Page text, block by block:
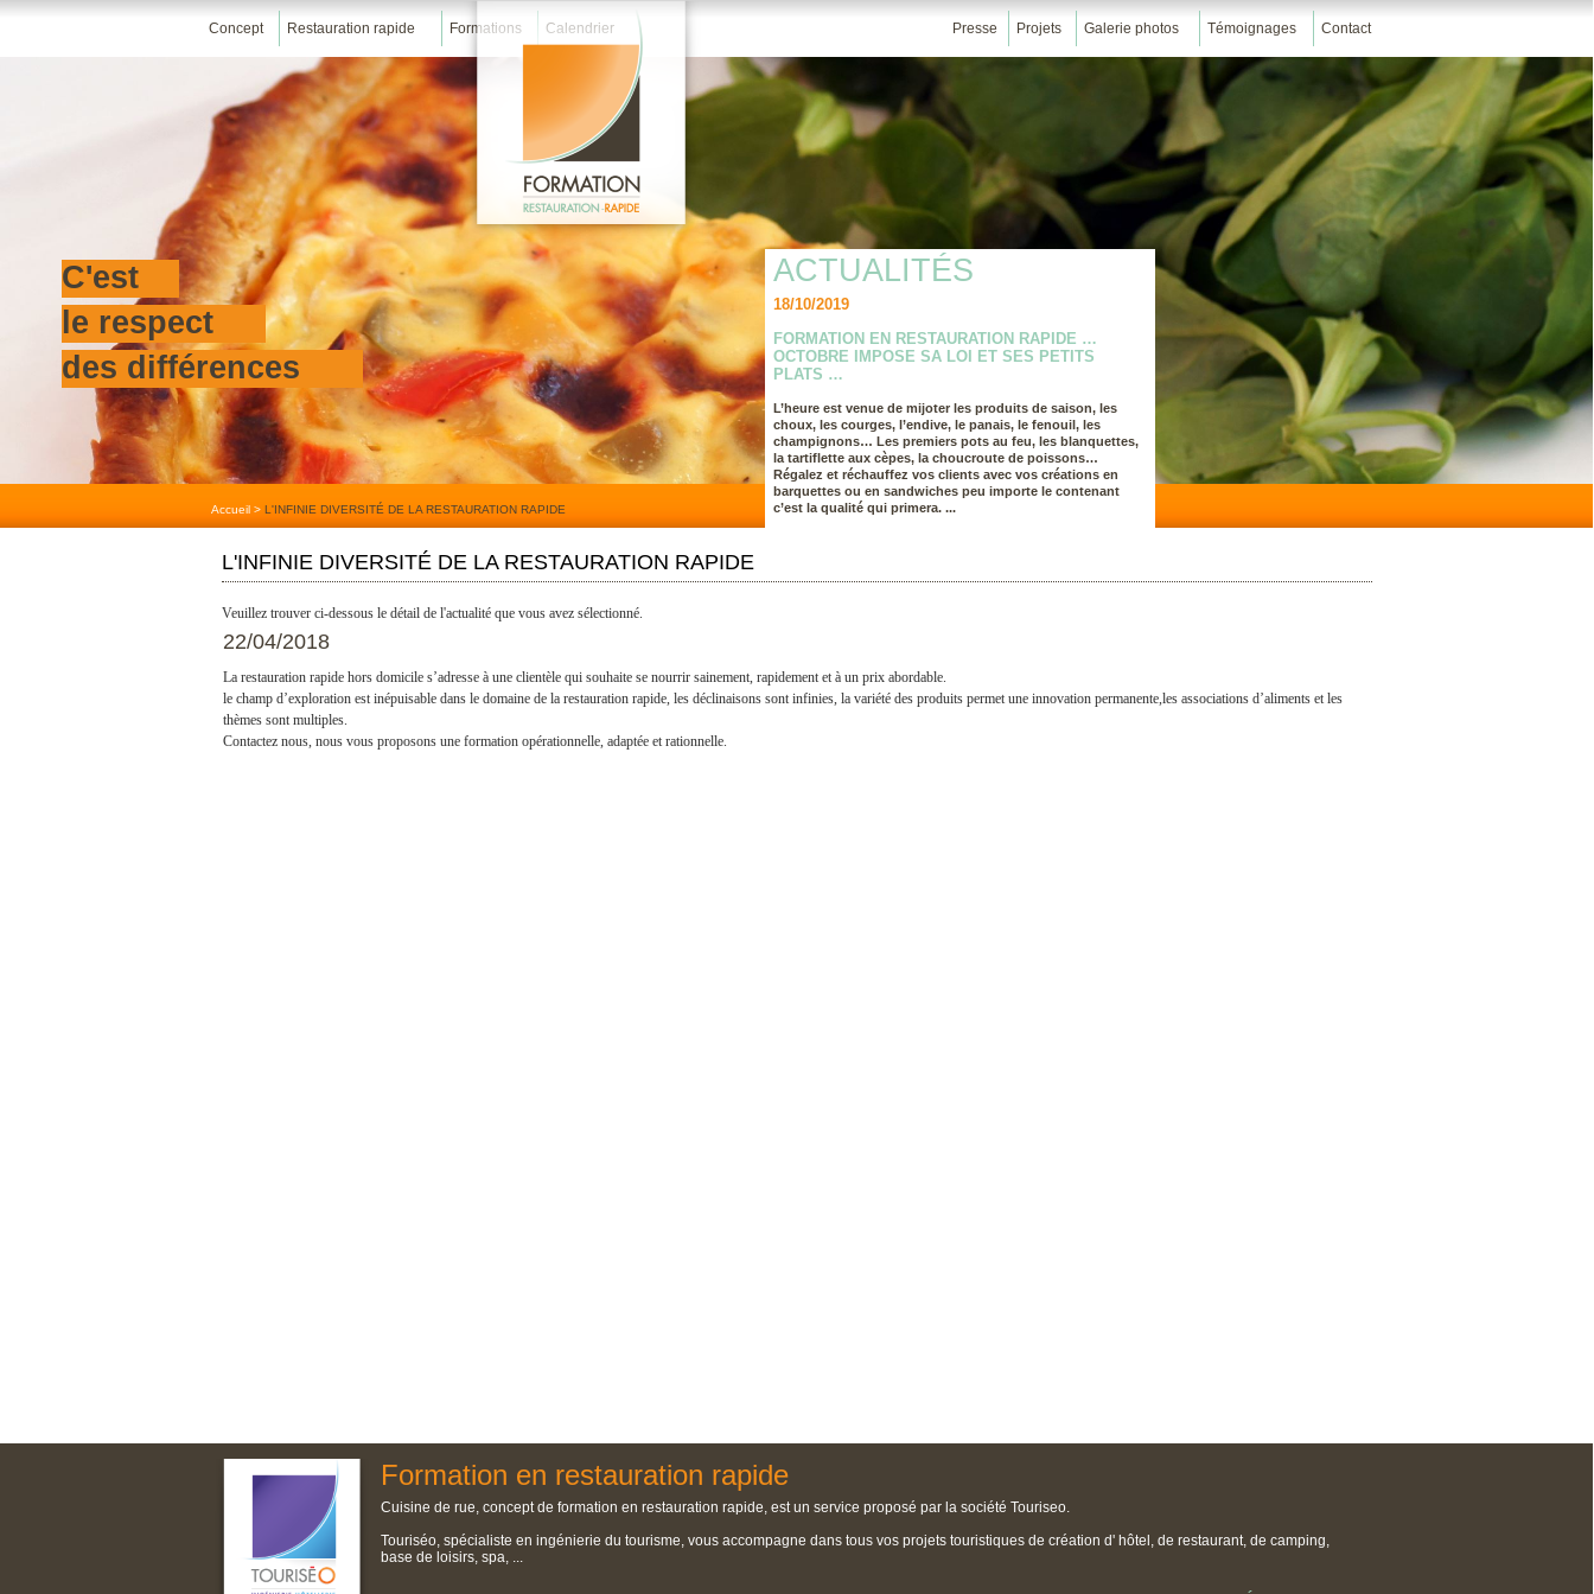
Concept Restauration rapide Formations Calendrier Presse Projets Galerie photos Témoignages Contact
C'est
le respect
des différences
ACTUALITÉS
18/10/2019
FORMATION EN RESTAURATION RAPIDE …
OCTOBRE IMPOSE SA LOI ET SES PETITS
PLATS …
L’heure est venue de mijoter les produits de saison, les
choux, les courges, l’endive, le panais, le fenouil, les
champignons… Les premiers pots au feu, les blanquettes,
la tartiflette aux cèpes, la choucroute de poissons…
Régalez et réchauffez vos clients avec vos créations en
barquettes ou en sandwiches peu importe le contenant
c’est la qualité qui primera. ...
Accueil> L'INFINIE DIVERSITÉ DE LA RESTAURATION RAPIDE
L'INFINIE DIVERSITÉ DE LA RESTAURATION RAPIDE
Veuillez trouver ci-dessous le détail de l'actualité que vous avez sélectionné.
22/04/2018
La restauration rapide hors domicile s’adresse à une clientèle qui souhaite se nourrir sainement, rapidement et à un prix abordable.
le champ d’exploration est inépuisable dans le domaine de la restauration rapide, les déclinaisons sont infinies, la variété des produits permet une innovation permanente,les associations d’aliments et les
thèmes sont multiples.
Contactez nous, nous vous proposons une formation opérationnelle, adaptée et rationnelle.
Formation en restauration rapide
Cuisine de rue, concept de formation en restauration rapide, est un service proposé par la société Touriseo.
Touriséo, spécialiste en ingénierie du tourisme, vous accompagne dans tous vos projets touristiques de création d' hôtel, de restaurant, de camping,
base de loisirs, spa, ...